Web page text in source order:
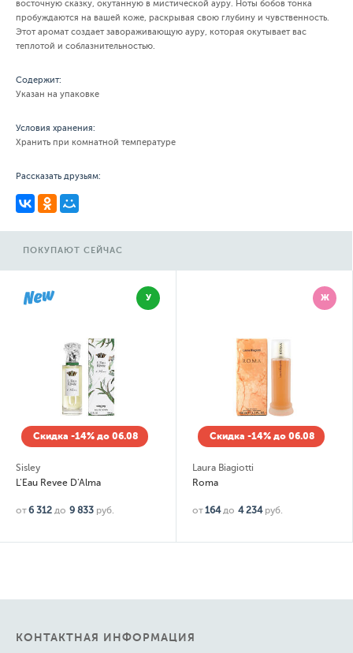
восточную сказку, окутанную в мистической ауру. Ноты бобов тонка
пробуждаются на вашей коже, раскрывая свою глубину и чувственность.
Этот аромат создает завораживающую ауру, которая окутывает вас
теплотой и соблазнительностью.
Содержит:
Указан на упаковке
Условия хранения:
Хранить при комнатной температуре
Рассказать друзьям:
ПОКУПАЮТ СЕЙЧАС
У
Скидка -14% до 06.08
Sisley
L'Eau Revee D'Alma
от6 312 до 9 833 руб.
Ж
Скидка -14% до 06.08
Laura Biagiotti
Roma
от164 до 4 234 руб.
КОНТАКТНАЯ ИНФОРМАЦИЯ